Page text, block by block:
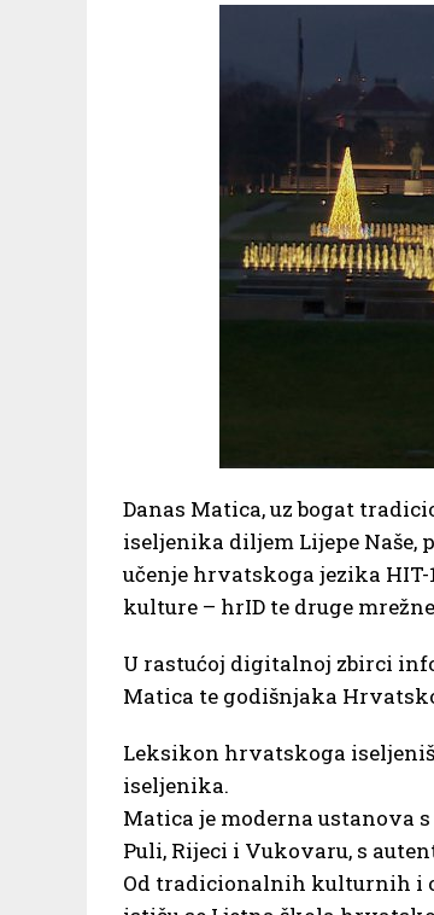
Danas Matica, uz bogat
iseljenika diljem Lijepe
učenje hrvatskoga jezika
kulture – hrID te druge
U rastućoj digitalnoj zbirci
Matica te godišnjaka
Leksikon hrvatskoga
iseljenika.
Matica je moderna ustanova
Puli, Rijeci i Vukovaru, s
Od tradicionalnih kulturnih i